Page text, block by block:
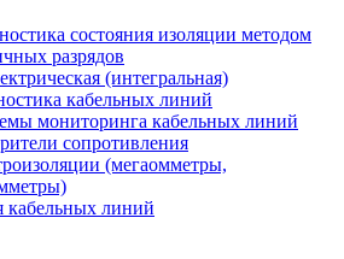
состояния изоляции методом
разрядов
(интегральная)
кабельных линий
мониторинга кабельных линий
сопротивления
(мегаомметры,
кабельных линий